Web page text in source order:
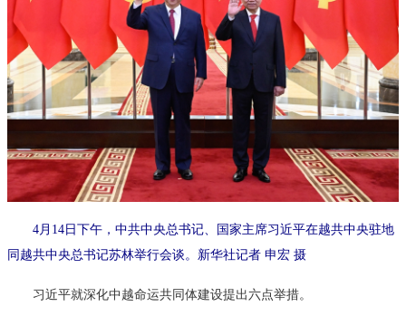
4月14日下午，中共中央总书记、国家主席习近平在越共中央驻地
同越共中央总书记苏林举行会谈。新华社记者 申宏 摄
习近平就深化中越命运共同体建设提出六点举措。